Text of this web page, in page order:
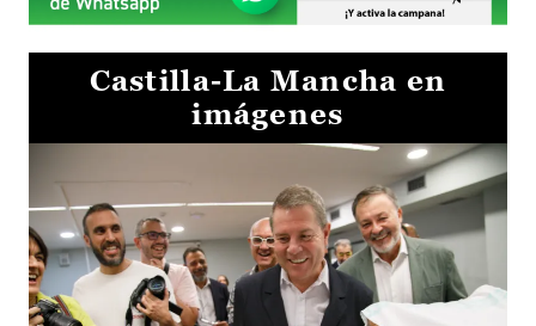
Castilla-La Mancha en
imágenes